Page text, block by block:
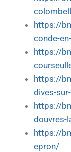
https://
conde-
https://
https://
dives-
https://
douvres-
https://
epron/